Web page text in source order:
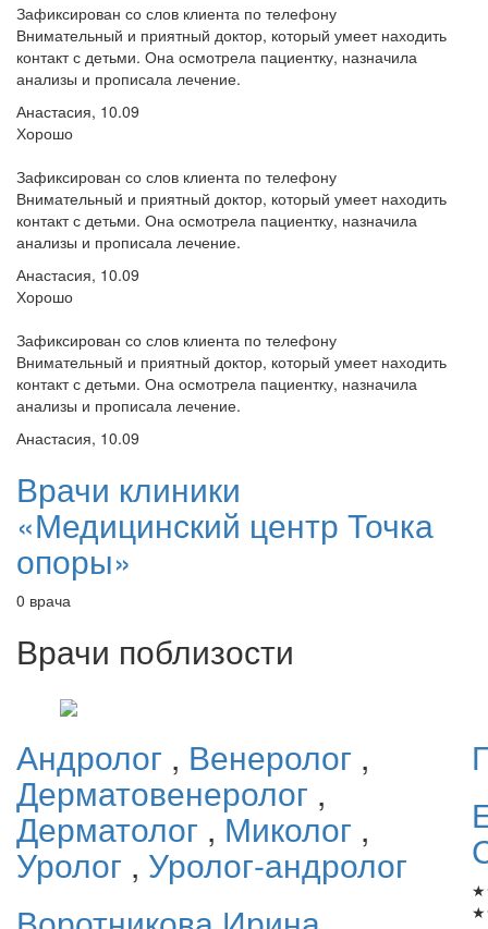
Зафиксирован со слов клиента по телефону
Внимательный и приятный доктор, который умеет находить
контакт с детьми. Она осмотрела пациентку, назначила
анализы и прописала лечение.
Анастасия, 10.09
Хорошо
Зафиксирован со слов клиента по телефону
Внимательный и приятный доктор, который умеет находить
контакт с детьми. Она осмотрела пациентку, назначила
анализы и прописала лечение.
Анастасия, 10.09
Хорошо
Зафиксирован со слов клиента по телефону
Внимательный и приятный доктор, который умеет находить
контакт с детьми. Она осмотрела пациентку, назначила
анализы и прописала лечение.
Анастасия, 10.09
Врачи клиники
«Медицинский центр Точка
опоры»
0 врача
Врачи поблизости
Андролог , Венеролог ,
Дерматовенеролог ,
Дерматолог , Миколог ,
Уролог , Уролог-андролог
★
★